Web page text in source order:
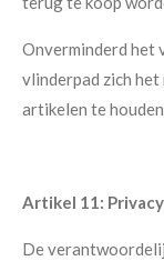
Onverminderd het
vlinderpad zich
artikelen te
Artikel 11: Privacy
De